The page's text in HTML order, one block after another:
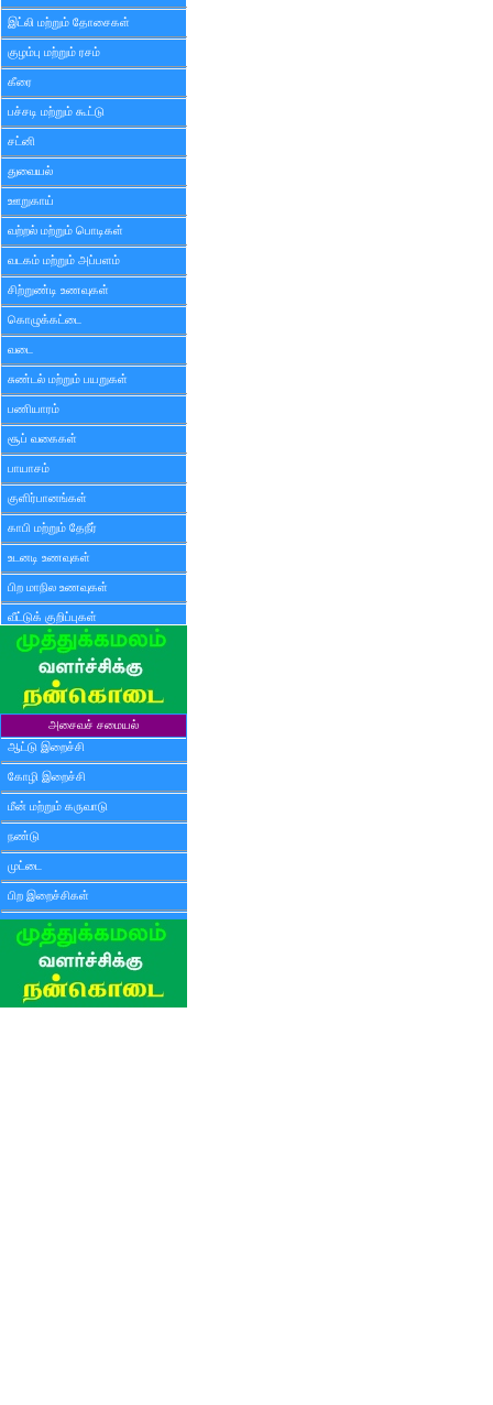
இட்லி மற்றும் தோசைகள்
குழம்பு மற்றும் ரசம்
கீரை
பச்சடி மற்றும் கூட்டு
சட்னி
துவையல்
ஊறுகாய்
வற்றல் மற்றும் பொடிகள்
வடகம் மற்றும் அப்பளம்
சிற்றுண்டி உணவுகள்
கொழுக்கட்டை
வடை
சுண்டல் மற்றும் பயறுகள்
பணியாரம்
சூப் வகைகள்
பாயாசம்
குளிர்பானங்கள்
காபி மற்றும் தேநீர்
உடனடி உணவுகள்
பிற மாநில உணவுகள்
வீட்டுக் குறிப்புகள்
அசைவச் சமையல்
ஆட்டு இறைச்சி
கோழி இறைச்சி
மீன் மற்றும் கருவாடு
நண்டு
முட்டை
பிற இறைச்சிகள்